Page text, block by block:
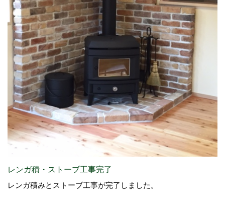
レンガ積・ストーブ工事完了
レンガ積みとストーブ工事が完了しました。